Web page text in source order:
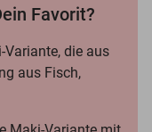
Favorit?
Variante, die aus
aus Fisch,